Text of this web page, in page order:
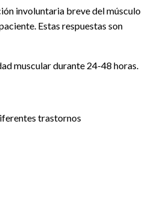
involuntaria breve del músculo
Estas respuestas son
muscular durante 24-48 horas.
trastornos